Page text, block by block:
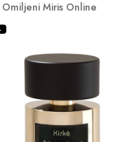
Miris Online